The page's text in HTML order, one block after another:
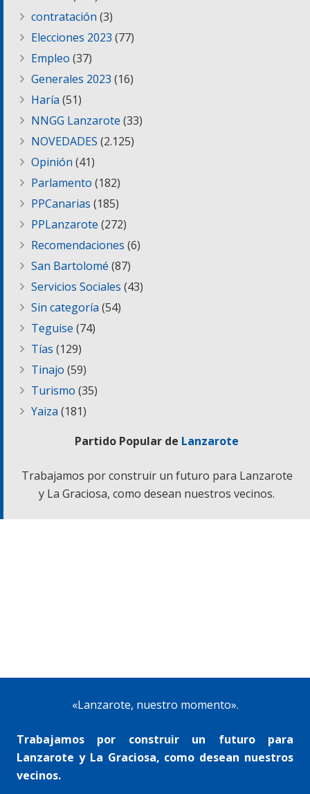
contratación (3)
Elecciones 2023 (77)
Empleo (37)
Generales 2023 (16)
Haría (51)
NNGG Lanzarote (33)
NOVEDADES (2.125)
Opinión (41)
Parlamento (182)
PPCanarias (185)
PPLanzarote (272)
Recomendaciones (6)
San Bartolomé (87)
Servicios Sociales (43)
Sin categoría (54)
Teguise (74)
Tías (129)
Tinajo (59)
Turismo (35)
Yaiza (181)
Partido Popular de Lanzarote
Trabajamos por construir un futuro para Lanzarote
y La Graciosa, como desean nuestros vecinos.
«Lanzarote, nuestro momento».
Trabajamos por construir un futuro para
Lanzarote y La Graciosa, como desean nuestros
vecinos.